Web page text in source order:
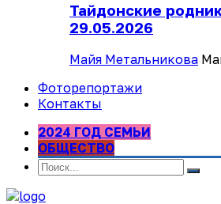
Тайдонские
29.05.2026
Майя Метальникова
Фоторепортажи
Контакты
2024 ГОД СЕМЬИ
ОБЩЕСТВО